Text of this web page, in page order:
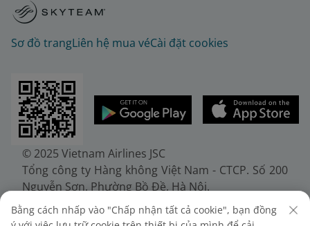
Sơ đồ trangLiên hệ mua véCài đặt cookies
© 2025 Vietnam Airlines JSC
Tổng công ty Hàng không Việt Nam - CTCP. Số 200
Nguyễn Sơn, Phường Bồ Đề, Hà Nội.
Điện thoại: (+84-24) 38272289. Fax: (+84-24)
38722375
Bằng cách nhấp vào "Chấp nhận tất cả cookie", bạn đồng